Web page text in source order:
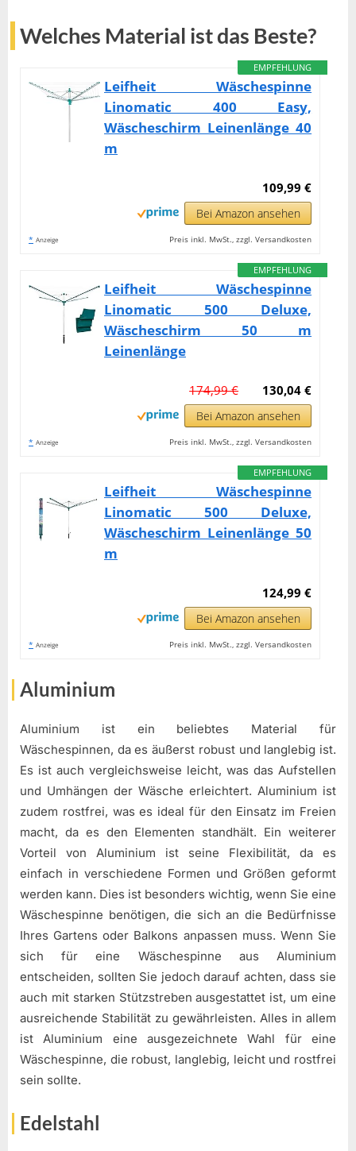
Welches Material ist das Beste?
EMPFEHLUNG
Leifheit Wäschespinne
Linomatic 400 Easy,
Wäscheschirm Leinenlänge 40
m
109,99 €
Bei Amazon ansehen
* Anzeige Preis inkl. MwSt., zzgl. Versandkosten
EMPFEHLUNG
Leifheit Wäschespinne
Linomatic 500 Deluxe,
Wäscheschirm 50 m
Leinenlänge
130,04 €
174,99 €
Bei Amazon ansehen
* Anzeige Preis inkl. MwSt., zzgl. Versandkosten
EMPFEHLUNG
Leifheit Wäschespinne
Linomatic 500 Deluxe,
Wäscheschirm Leinenlänge 50
m
124,99 €
Bei Amazon ansehen
* Anzeige Preis inkl. MwSt., zzgl. Versandkosten
Aluminium
Aluminium ist ein beliebtes Material für
Wäschespinnen, da es äußerst robust und langlebig ist.
Es ist auch vergleichsweise leicht, was das Aufstellen
und Umhängen der Wäsche erleichtert. Aluminium ist
zudem rostfrei, was es ideal für den Einsatz im Freien
macht, da es den Elementen standhält. Ein weiterer
Vorteil von Aluminium ist seine Flexibilität, da es
einfach in verschiedene Formen und Größen geformt
werden kann. Dies ist besonders wichtig, wenn Sie eine
Wäschespinne benötigen, die sich an die Bedürfnisse
Ihres Gartens oder Balkons anpassen muss. Wenn Sie
sich für eine Wäschespinne aus Aluminium
entscheiden, sollten Sie jedoch darauf achten, dass sie
auch mit starken Stützstreben ausgestattet ist, um eine
ausreichende Stabilität zu gewährleisten. Alles in allem
ist Aluminium eine ausgezeichnete Wahl für eine
Wäschespinne, die robust, langlebig, leicht und rostfrei
sein sollte.
Edelstahl